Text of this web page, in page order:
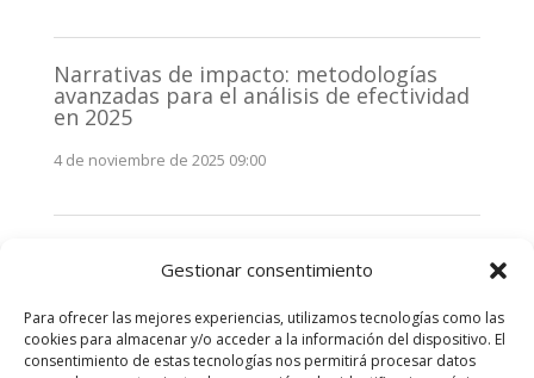
Gestionar consentimiento
Para ofrecer las mejores experiencias, utilizamos tecnologías como las
cookies para almacenar y/o acceder a la información del dispositivo. El
consentimiento de estas tecnologías nos permitirá procesar datos
Narrativas de impacto: metodologías
avanzadas para el análisis de efectividad
en 2025
4 de noviembre de 2025 09:00
stakeholders en 2025: La clave de la
3 de noviembre de 2025 09:00